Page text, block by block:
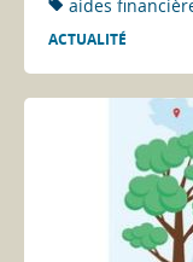
aides
ACTUALITÉ